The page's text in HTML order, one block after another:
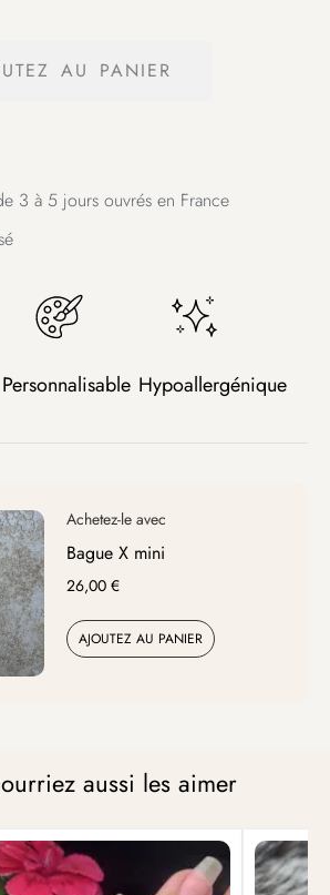
AU PANIER
3 à 5 jours ouvrés en France
Personnalisable Hypoallergénique
Bague X mini
26,00 €
AJOUTEZ AU PANIER
aussi les aimer